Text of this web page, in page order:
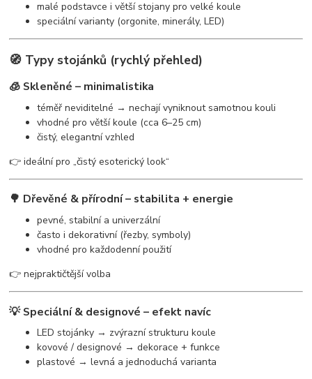
malé podstavce i větší stojany pro velké koule
speciální varianty (orgonite, minerály, LED)
🧭 Typy stojánků (rychlý přehled)
🧊 Skleněné – minimalistika
téměř neviditelné → nechají vyniknout samotnou kouli
vhodné pro větší koule (cca 6–25 cm)
čistý, elegantní vzhled
👉 ideální pro „čistý esoterický look“
🌳 Dřevěné & přírodní – stabilita + energie
pevné, stabilní a univerzální
často i dekorativní (řezby, symboly)
vhodné pro každodenní použití
👉 nejpraktičtější volba
💡 Speciální & designové – efekt navíc
LED stojánky → zvýrazní strukturu koule
kovové / designové → dekorace + funkce
plastové → levná a jednoduchá varianta